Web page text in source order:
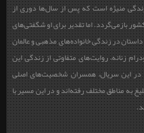
منیژه است که پس از سال‌ها دوری از
بازمی‌گردد. اما تقدیر برای او شگفتی‌های
در زندگی خانواده‌های مذهبی و عالمان
زنانه، روایت‌های متفاوتی از زندگی این
در این سریال، همسران شخصیت‌های اصلی
به مناطق مختلف رفته‌اند و در این مسیر با